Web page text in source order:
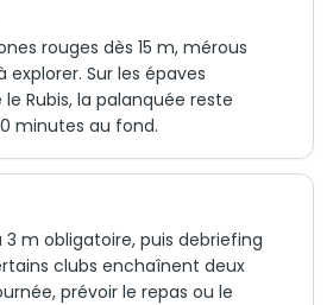
rouges dès 15 m, mérous
explorer. Sur les épaves
Rubis, la palanquée reste
minutes au fond.
3 m obligatoire, puis debriefing
clubs enchaînent deux
prévoir le repas ou le